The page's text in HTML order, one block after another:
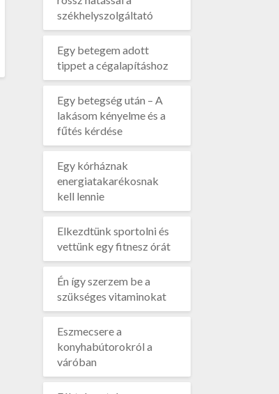
székhelyszolgáltató
Egy betegem adott
tippet a cégalapításhoz
Egy betegség után – A
lakásom kényelme és a
fűtés kérdése
Egy kórháznak
energiatakarékosnak
kell lennie
Elkezdtünk sportolni és
vettünk egy fitnesz órát
Én így szerzem be a
szükséges vitaminokat
Eszmecsere a
konyhabútorokról a
váróban